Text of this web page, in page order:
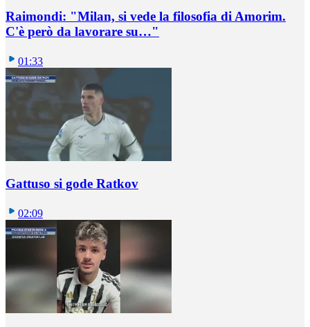
Raimondi: "Milan, si vede la filosofia di Amorim.
C'è però da lavorare su…"
01:33
Gattuso si gode Ratkov
02:09